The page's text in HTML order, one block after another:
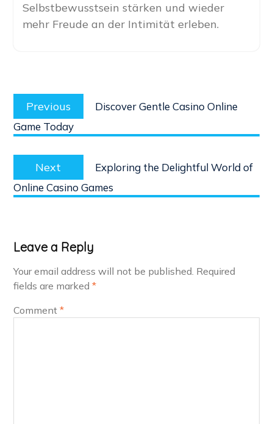
Selbstbewusstsein stärken und wieder
mehr Freude an der Intimität erleben.
Post
navigation
Previous
Previous
post:
Discover Gentle Casino Online
Game Today
Next
Next
post:
Exploring the Delightful World of
Online Casino Games
Leave a Reply
Your email address will not be published. Required
fields are marked *
Comment *